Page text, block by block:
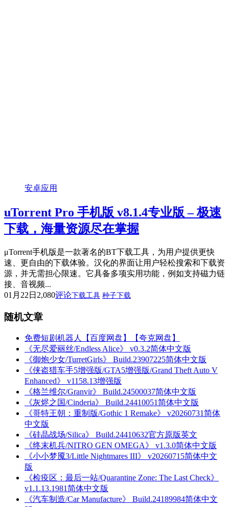
安卓应用
uTorrent Pro 手机版 v8.1.4专业版 – 极速
下载，海量资源尽在掌握
μTorrent手机版是一款著名的BT下载工具，为用户提供更快
速、更自由的下载体验。汉化的界面让用户轻松搜索和下载资
源，并无需担心限速。它具备多项实用功能，例如支持磁力链
接、音视频...
01月22日 2,080评论下载工具 种子下载
随机文章
免费短剧机器人【百度网盘】【夸克网盘】
《无尽爱丽丝/Endless Alice》 v0.3.2简体中文版
《御炮少女/TurretGirls》 Build.23907225简体中文版
《侠盗猎车手5增强版/GTA5增强版/Grand Theft Auto V
Enhanced》 v1158.13增强版
《格兰维尔/Granvir》 Build.24500037简体中文版
《灰烬之国/Cinderia》 Build.24410051简体中文版
《哥特王朝：重制版/Gothic 1 Remake》 v20260731简体
中文版
《硅晶战场/Silica》 Build.24410632官方原版英文
《终末机兵/NITRO GEN OMEGA》 v1.3.0简体中文版
《小小梦魇3/Little Nightmares III》 v20260715简体中文
版
《检疫区：最后一站/Quarantine Zone: The Last Check》
v1.1.13.1981简体中文版
《汽车制造/Car Manufacture》 Build.24189984简体中文